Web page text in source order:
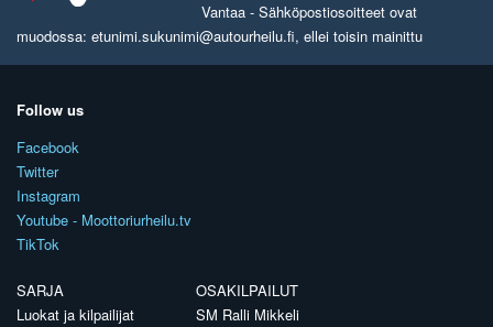
Vantaa - Sähköpostiosoitteet ovat
muodossa: etunimi.sukunimi@autourheilu.fi, ellei toisin mainittu
Follow us
Facebook
Twitter
Instagram
Youtube - Moottoriurheilu.tv
TikTok
SARJA
Luokat ja kilpailijat
OSAKILPAILUT
SM Ralli Mikkeli